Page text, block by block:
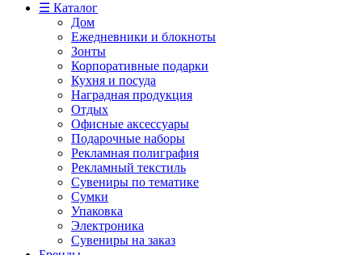
☰ Каталог
Дом
Ежедневники и блокноты
Зонты
Корпоративные подарки
Кухня и посуда
Наградная продукция
Отдых
Офисные аксессуары
Подарочные наборы
Рекламная полиграфия
Рекламный текстиль
Сувениры по тематике
Сумки
Упаковка
Электроника
Сувениры на заказ